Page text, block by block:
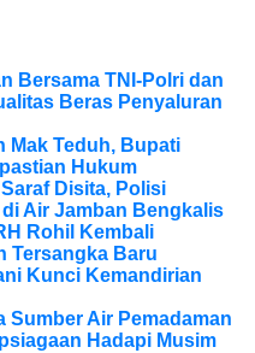
Bersama TNI-Polri dan
Beras Penyaluran
Mak Teduh, Bupati
Hukum
Disita, Polisi
Air Jamban Bengkalis
Rohil Kembali
Tersangka Baru
Kunci Kemandirian
Sumber Air Pemadaman
Hadapi Musim